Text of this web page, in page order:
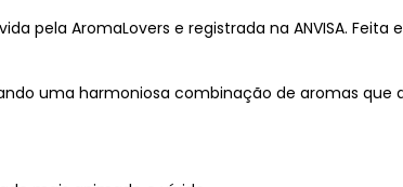
pela AromaLovers e registrada na ANVISA.
uma harmoniosa combinação de aromas